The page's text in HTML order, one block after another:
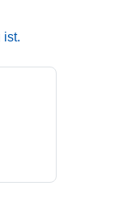
ist.